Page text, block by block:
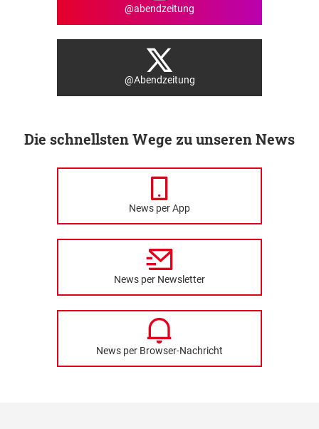
@abendzeitung
@Abendzeitung
Die schnellsten Wege zu unseren News
News per App
News per Newsletter
News per Browser-Nachricht